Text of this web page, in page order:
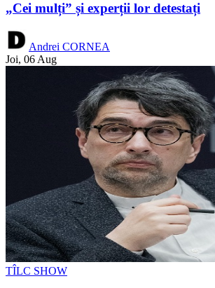
„Cei mulți” și experții lor detestați
Andrei CORNEA
Joi, 06 Aug
TÎLC SHOW